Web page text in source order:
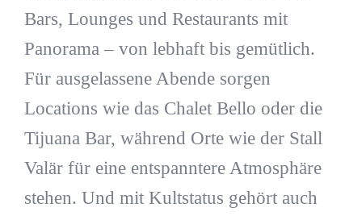
Bars, Lounges und Restaurants mit
Panorama – von lebhaft bis gemütlich.
Für ausgelassene Abende sorgen
Locations wie das Chalet Bello oder die
Tijuana Bar, während Orte wie der Stall
Valär für eine entspanntere Atmosphäre
stehen. Und mit Kultstatus gehört auch